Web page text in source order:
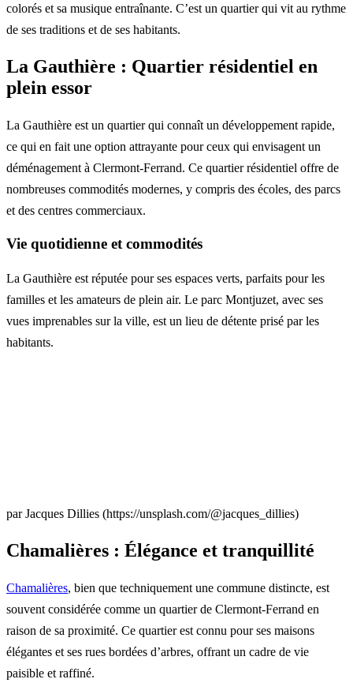
colorés et sa musique entraînante. C’est un quartier qui vit au rythme
de ses traditions et de ses habitants.
La Gauthière : Quartier résidentiel en
plein essor
La Gauthière est un quartier qui connaît un développement rapide,
ce qui en fait une option attrayante pour ceux qui envisagent un
déménagement à Clermont-Ferrand. Ce quartier résidentiel offre de
nombreuses commodités modernes, y compris des écoles, des parcs
et des centres commerciaux.
Vie quotidienne et commodités
La Gauthière est réputée pour ses espaces verts, parfaits pour les
familles et les amateurs de plein air. Le parc Montjuzet, avec ses
vues imprenables sur la ville, est un lieu de détente prisé par les
habitants.
par Jacques Dillies (https://unsplash.com/@jacques_dillies)
Chamalières : Élégance et tranquillité
Chamalières, bien que techniquement une commune distincte, est
souvent considérée comme un quartier de Clermont-Ferrand en
raison de sa proximité. Ce quartier est connu pour ses maisons
élégantes et ses rues bordées d’arbres, offrant un cadre de vie
paisible et raffiné.